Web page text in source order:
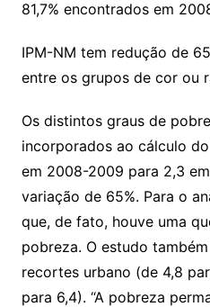
81,7% encontrados em
IPM-NM tem redução de
entre os grupos de cor ou
Os distintos graus de
incorporados ao cálculo
em 2008-2009 para 2,3
variação de 65%. Para o
que, de fato, houve uma
pobreza. O estudo
recortes urbano (de 4,8
para 6,4). “A pobreza